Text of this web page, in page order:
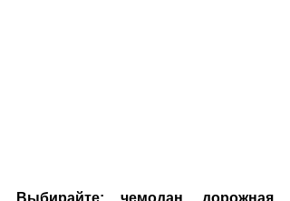
Выбирайте: чемодан, дорожная